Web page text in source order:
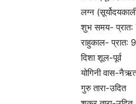
लग्न
शुभ समय-
राहुकाल-
दिशा शूल-पूर्व
योगिनी वास-
गुरु तारा-उदित